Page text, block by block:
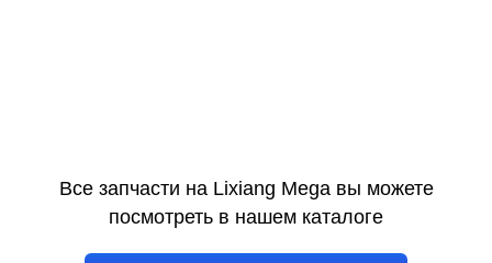
Все запчасти на Lixiang Mega вы можете
посмотреть в нашем каталоге